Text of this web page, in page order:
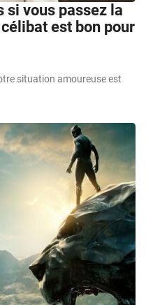
si vous passez la
est bon pour
situation amoureuse est